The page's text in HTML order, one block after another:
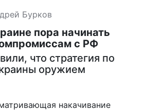
Бурков
пора начинать
с РФ
что стратегия по
оружием
накачивание